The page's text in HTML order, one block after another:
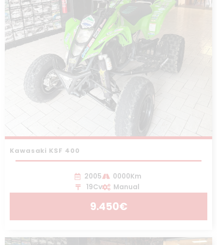
Kawasaki KSF 400
2005
0000Km
19Cv
Manual
9.450€